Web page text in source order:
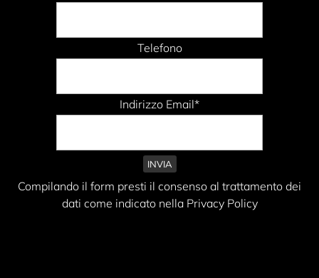
Telefono
Indirizzo Email*
Compilando il form presti il consenso al trattamento dei
dati come indicato nella Privacy Policy